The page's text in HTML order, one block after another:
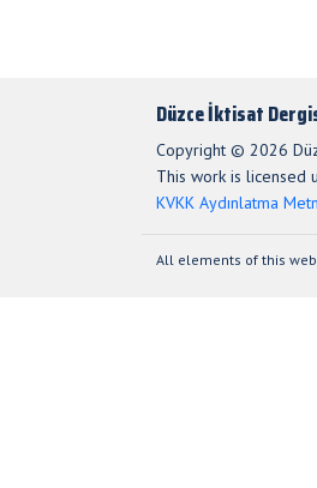
Düzce İktisat
Copyright © 2026
This work is licensed
KVKK Aydınlatma
All elements of this